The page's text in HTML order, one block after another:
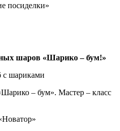
посиделки»
шаров «Шарико – бум!»
с шариками
– бум». Мастер – класс